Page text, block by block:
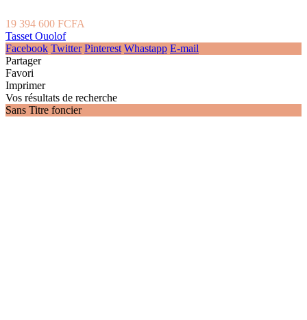
19 394 600 FCFA
Tasset Ouolof
Facebook Twitter Pinterest Whastapp E-mail
Partager
Favori
Imprimer
Vos résultats de recherche
Sans Titre foncier